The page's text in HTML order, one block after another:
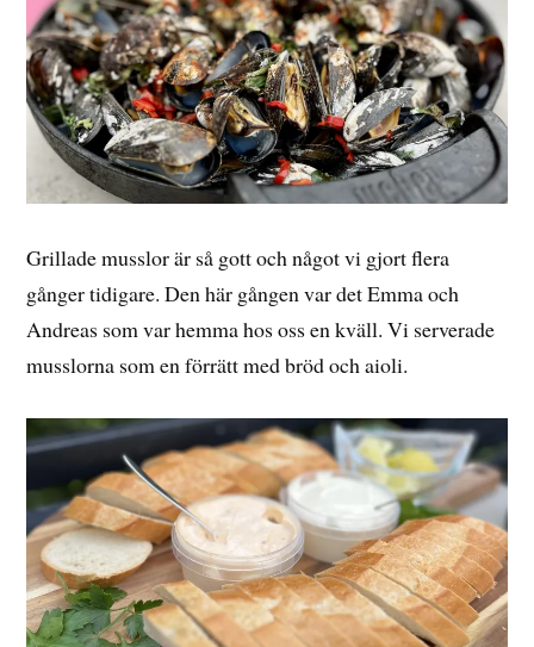
Grillade musslor är så gott och något vi gjort flera
gånger tidigare. Den här gången var det Emma och
Andreas som var hemma hos oss en kväll. Vi serverade
musslorna som en förrätt med bröd och aioli.